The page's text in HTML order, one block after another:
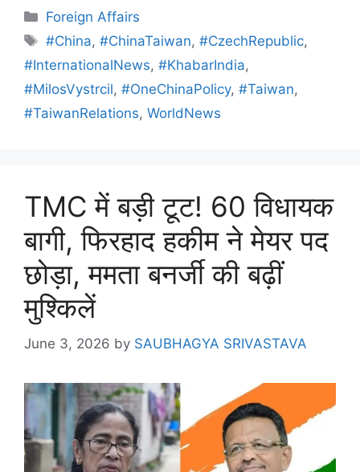
Foreign Affairs
#China,#ChinaTaiwan,#CzechRepublic,
#InternationalNews, #KhabarIndia,
#MilosVystrcil, #OneChinaPolicy, #Taiwan,
#TaiwanRelations, WorldNews
TMC में बड़ी टूट! 60 विधायक
बागी, फिरहाद हकीम ने मेयर पद
छोड़ा, ममता बनर्जी की बढ़ीं
मुश्किलें
June 3, 2026 by SAUBHAGYA SRIVASTAVA